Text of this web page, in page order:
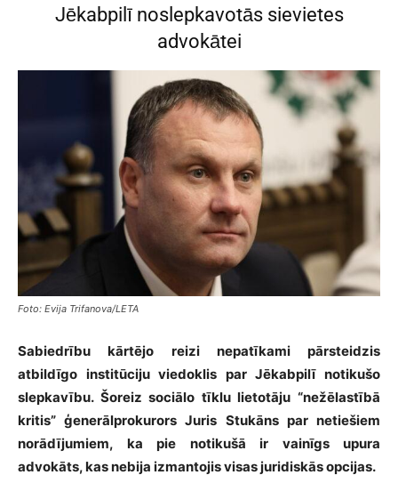
Jēkabpilī noslepkavotās sievietes
advokātei
Foto: Evija Trifanova/LETA
Sabiedrību kārtējo reizi nepatīkami pārsteidzis
atbildīgo institūciju viedoklis par Jēkabpilī notikušo
slepkavību. Šoreiz sociālo tīklu lietotāju “nežēlastībā
kritis” ģenerālprokurors Juris Stukāns par netiešiem
norādījumiem, ka pie notikušā ir vainīgs upura
advokāts, kas nebija izmantojis visas juridiskās opcijas.